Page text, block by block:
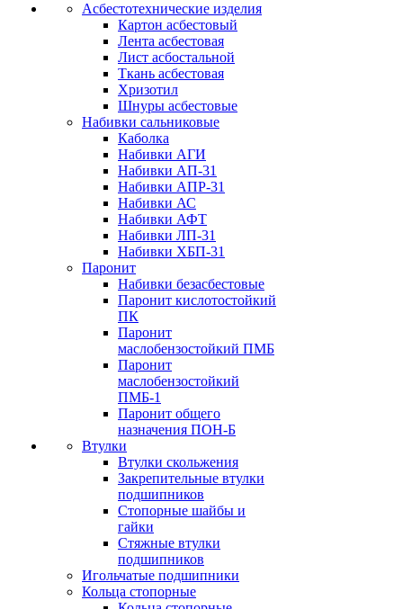
Асбестотехнические изделия
Картон асбестовый
Лента асбестовая
Лист асбостальной
Ткань асбестовая
Хризотил
Шнуры асбестовые
Набивки сальниковые
Каболка
Набивки АГИ
Набивки АП-31
Набивки АПР-31
Набивки АС
Набивки АФТ
Набивки ЛП-31
Набивки ХБП-31
Паронит
Набивки безасбестовые
Паронит кислотостойкий
ПК
Паронит
маслобензостойкий ПМБ
Паронит
маслобензостойкий
ПМБ-1
Паронит общего
назначения ПОН-Б
Втулки
Втулки скольжения
Закрепительные втулки
подшипников
Стопорные шайбы и
гайки
Стяжные втулки
подшипников
Игольчатые подшипники
Кольца стопорные